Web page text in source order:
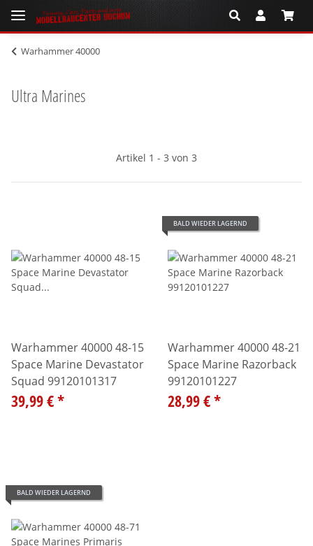
Warhammer 40000
Ultra Marines
Artikel 1 - 3 von 3
Warhammer 40000 48-15
Space Marine Devastator
Squad 99120101317
39,99 €*
BALD WIEDER LAGERND
Warhammer 40000 48-21
Space Marine Razorback
99120101227
28,99 €*
BALD WIEDER LAGERND